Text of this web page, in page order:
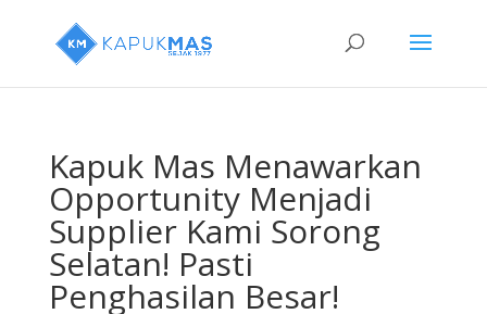
Kapuk Mas Menawarkan
Opportunity Menjadi
Supplier Kami Sorong
Selatan! Pasti
Penghasilan Besar!